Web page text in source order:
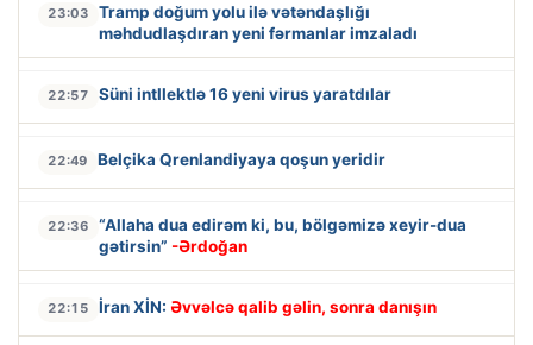
23:03
Tramp doğum yolu ilə vətəndaşlığı
məhdudlaşdıran yeni fərmanlar imzaladı
22:57 Süni intllektlə 16 yeni virus yaratdılar
22:49 Belçika Qrenlandiyaya qoşun yeridir
22:36
“Allaha dua edirəm ki, bu, bölgəmizə xeyir-dua
gətirsin” -Ərdoğan
22:15 İran XİN: Əvvəlcə qalib gəlin, sonra danışın